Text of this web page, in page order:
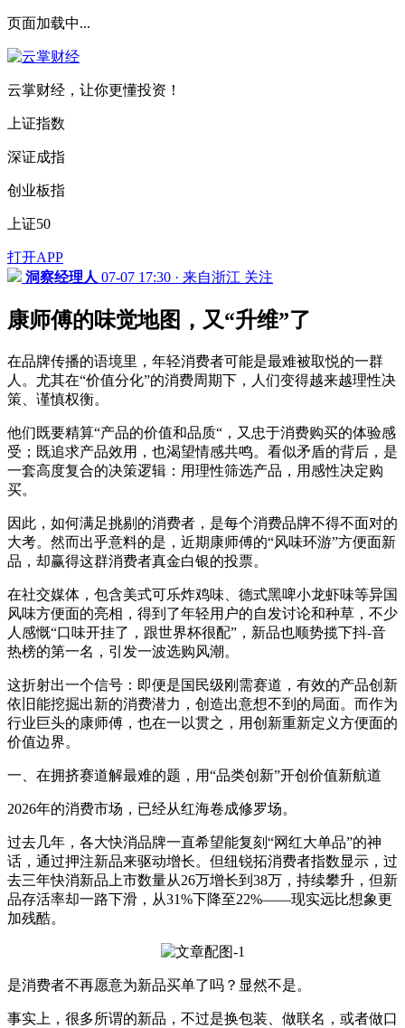
页面加载中...
云掌财经，让你更懂投资！
上证指数
深证成指
创业板指
上证50
打开APP
洞察经理人 07-07 17:30 · 来自浙江 关注
康师傅的味觉地图，又“升维”了
在品牌传播的语境里，年轻消费者可能是最难被取悦的一群
人。尤其在“价值分化”的消费周期下，人们变得越来越理性决
策、谨慎权衡。
他们既要精算“产品的价值和品质“，又忠于消费购买的体验感
受；既追求产品效用，也渴望情感共鸣。看似矛盾的背后，是
一套高度复合的决策逻辑：用理性筛选产品，用感性决定购
买。
因此，如何满足挑剔的消费者，是每个消费品牌不得不面对的
大考。然而出乎意料的是，近期康师傅的“风味环游”方便面新
品，却赢得这群消费者真金白银的投票。
在社交媒体，包含美式可乐炸鸡味、德式黑啤小龙虾味等异国
风味方便面的亮相，得到了年轻用户的自发讨论和种草，不少
人感慨“口味开挂了，跟世界杯很配”，新品也顺势揽下抖-音
热榜的第一名，引发一波选购风潮。
这折射出一个信号：即便是国民级刚需赛道，有效的产品创新
依旧能挖掘出新的消费潜力，创造出意想不到的局面。而作为
行业巨头的康师傅，也在一以贯之，用创新重新定义方便面的
价值边界。
一、在拥挤赛道解最难的题，用“品类创新”开创价值新航道
2026年的消费市场，已经从红海卷成修罗场。
过去几年，各大快消品牌一直希望能复刻“网红大单品”的神
话，通过押注新品来驱动增长。但纽锐拓消费者指数显示，过
去三年快消新品上市数量从26万增长到38万，持续攀升，但新
品存活率却一路下滑，从31%下降至22%——现实远比想象更
加残酷。
是消费者不再愿意为新品买单了吗？显然不是。
事实上，很多所谓的新品，不过是换包装、做联名，或者做口